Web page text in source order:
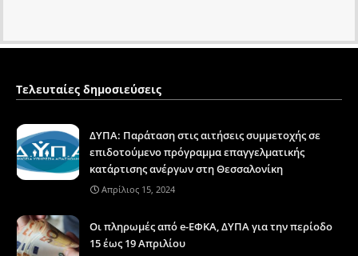
Τελευταίες δημοσιεύσεις
ΔΥΠΑ: Παράταση στις αιτήσεις συμμετοχής σε
επιδοτούμενο πρόγραμμα επαγγελματικής
κατάρτισης ανέργων στη Θεσσαλονίκη
Απρίλιος 15, 2024
Οι πληρωμές από e-ΕΦΚΑ, ΔΥΠΑ για την περίοδο
15 έως 19 Απριλίου